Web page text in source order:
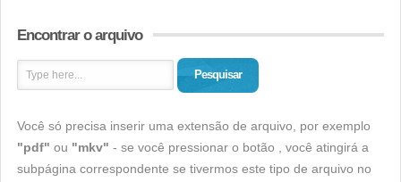
Encontrar o arquivo
Pesquisar
Você só precisa inserir uma extensão de arquivo, por exemplo
"pdf" ou "mkv" - se você pressionar o botão , você atingirá a
subpágina correspondente se tivermos este tipo de arquivo no